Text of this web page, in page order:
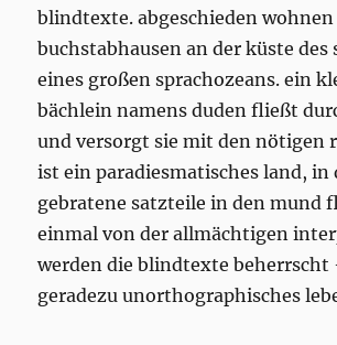
blindtexte. abgeschieden
buchstabhausen an der küste des
eines großen sprachozeans. ein
bächlein namens duden fließt
und versorgt sie mit den nötigen
ist ein paradiesmatisches land, in
gebratene satzteile in den mund
einmal von der allmächtigen
werden die blindtexte beherrscht
geradezu unorthographisches